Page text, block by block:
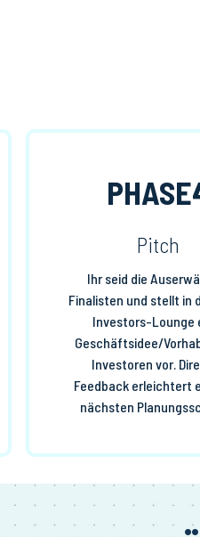
Pitch
Ihr seid die
Finalisten und stellt in
Investors-Lounge
Geschäftsidee/
Investoren vor.
Feedback erleichtert
nächsten